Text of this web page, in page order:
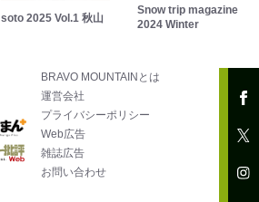
soto 2025 Vol.1 秋山
Snow trip magazine
2024 Winter
BRAVO MOUNTAINとは
運営会社
プライバシーポリシー
Web広告
雑誌広告
お問い合わせ